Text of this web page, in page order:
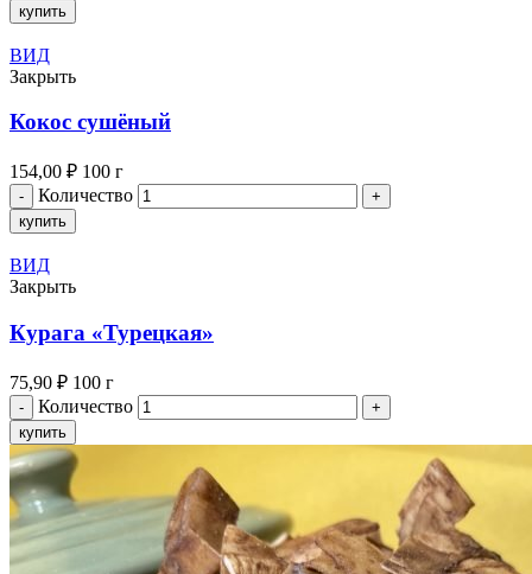
купить
ВИД
Закрыть
Кокос сушёный
154,00 ₽ 100 г
Количество
купить
ВИД
Закрыть
Курага «Турецкая»
75,90 ₽ 100 г
Количество
купить